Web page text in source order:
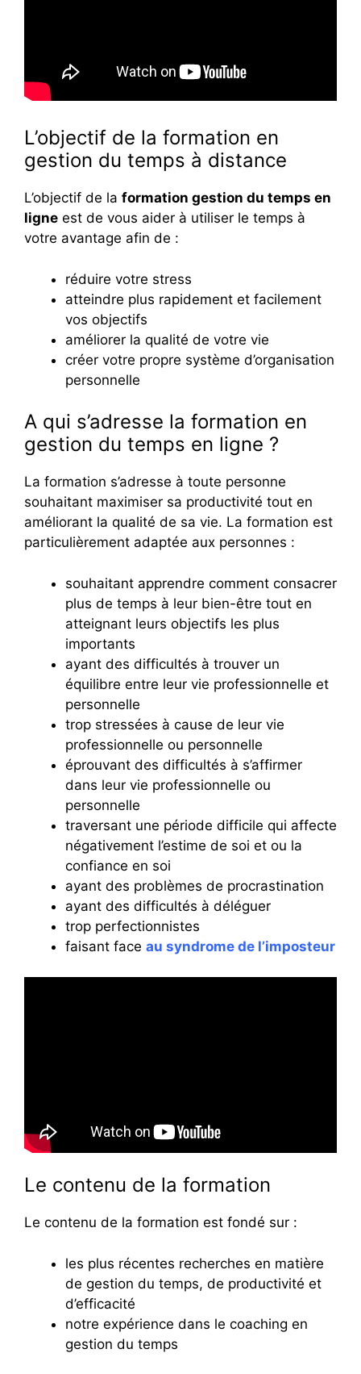
L’objectif de la formation en
gestion du temps à distance
L’objectif de la formation gestion du temps en
ligne est de vous aider à utiliser le temps à
votre avantage afin de :
réduire votre stress
atteindre plus rapidement et facilement
vos objectifs
améliorer la qualité de votre vie
créer votre propre système d’organisation
personnelle
A qui s’adresse la formation en
gestion du temps en ligne ?
La formation s’adresse à toute personne
souhaitant maximiser sa productivité tout en
améliorant la qualité de sa vie. La formation est
particulièrement adaptée aux personnes :
souhaitant apprendre comment consacrer
plus de temps à leur bien-être tout en
atteignant leurs objectifs les plus
importants
ayant des difficultés à trouver un
équilibre entre leur vie professionnelle et
personnelle
trop stressées à cause de leur vie
professionnelle ou personnelle
éprouvant des difficultés à s’affirmer
dans leur vie professionnelle ou
personnelle
traversant une période difficile qui affecte
négativement l’estime de soi et ou la
confiance en soi
ayant des problèmes de procrastination
ayant des difficultés à déléguer
trop perfectionnistes
faisant face au syndrome de l’imposteur
Le contenu de la formation
Le contenu de la formation est fondé sur :
les plus récentes recherches en matière
de gestion du temps, de productivité et
d’efficacité
notre expérience dans le coaching en
gestion du temps